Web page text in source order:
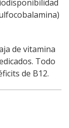
de vitamina
Todo
de B12.